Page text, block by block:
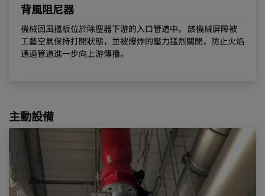
背風阻尼器
機械回風擋板位於除塵器下游的入口管道中。 該機械屏障被
工藝空氣保持打開狀態，並被爆炸的壓力猛烈關閉，防止火焰
通過管道進一步向上游傳播。
主動設備